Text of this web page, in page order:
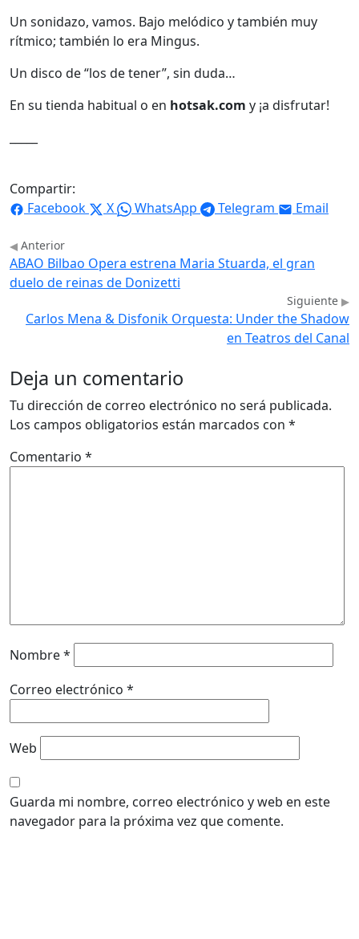
Un sonidazo, vamos. Bajo melódico y también muy
rítmico; también lo era Mingus.
Un disco de “los de tener”, sin duda…
En su tienda habitual o en hotsak.com y ¡a disfrutar!
Compartir:
Facebook
X WhatsApp Telegram Email
Anterior
ABAO Bilbao Opera estrena Maria Stuarda, el gran
duelo de reinas de Donizetti
Siguiente
Carlos Mena & Disfonik Orquesta: Under the Shadow
en Teatros del Canal
Deja un comentario
Tu dirección de correo electrónico no será publicada.
Los campos obligatorios están marcados con *
Comentario *
Nombre*
Correo electrónico *
Web
Guarda mi nombre, correo electrónico y web en este
navegador para la próxima vez que comente.